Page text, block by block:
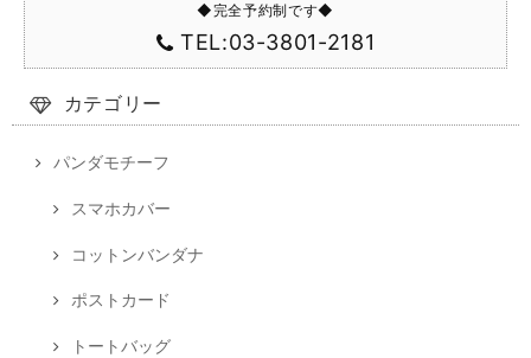
◆完全予約制です◆
TEL:03-3801-2181
カテゴリー
パンダモチーフ
スマホカバー
コットンバンダナ
ポストカード
トートバッグ